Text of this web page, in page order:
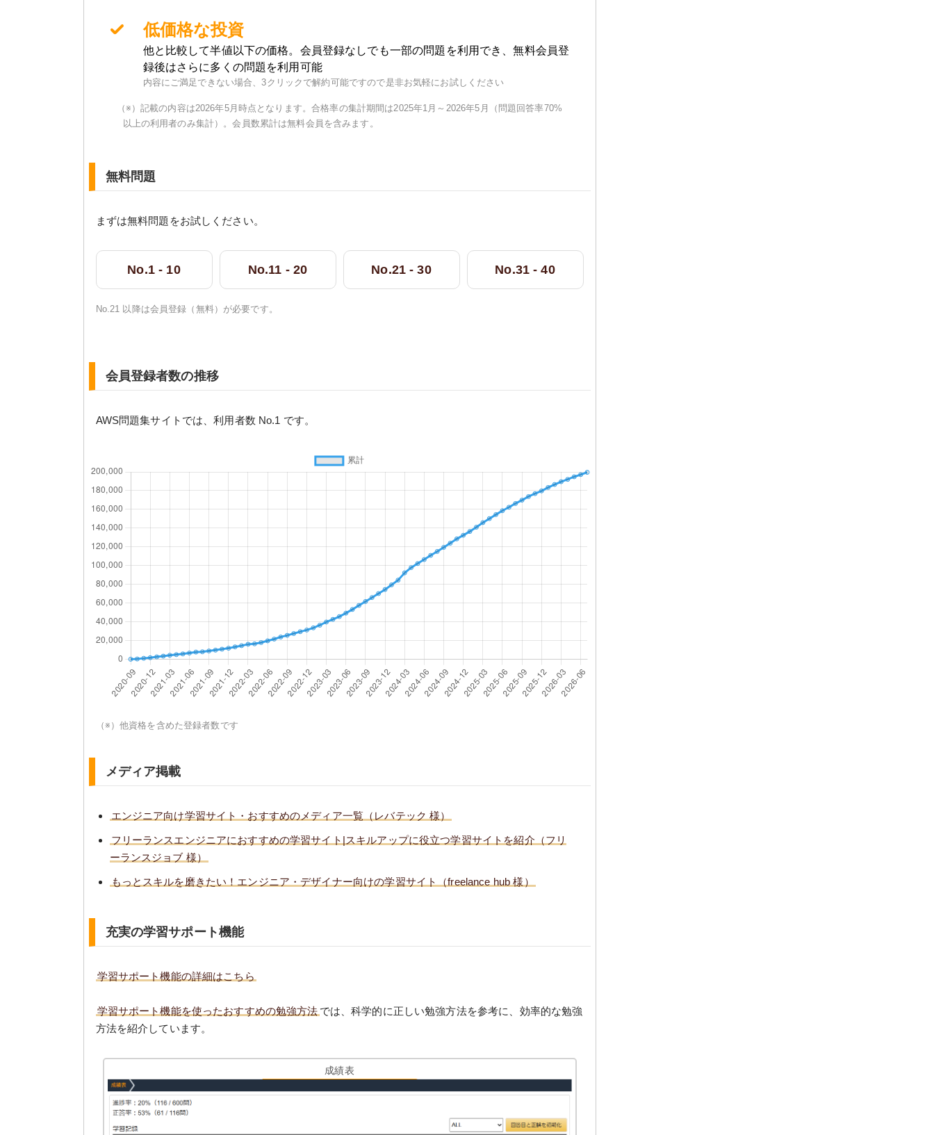
低価格な投資
他と比較して半値以下の価格。会員登録なしでも一部の問題を利用でき、無料会員登
録後はさらに多くの問題を利用可能
内容にご満足できない場合、3クリックで解約可能ですので是非お気軽にお試しください
（※）記載の内容は2026年5月時点となります。合格率の集計期間は2025年1月～2026年5月（問題回答率70%
以上の利用者のみ集計）。会員数累計は無料会員を含みます。
無料問題
まずは無料問題をお試しください。
No.1 - 10 No.11 - 20 No.21 - 30 No.31 - 40
No.21 以降は会員登録（無料）が必要です。
会員登録者数の推移
AWS問題集サイトでは、利用者数 No.1 です。
（※）他資格を含めた登録者数です
メディア掲載
エンジニア向け学習サイト・おすすめのメディア一覧（レバテック 様）
フリーランスエンジニアにおすすめの学習サイト|スキルアップに役立つ学習サイトを紹介（フリ
ーランスジョブ 様）
もっとスキルを磨きたい！エンジニア・デザイナー向けの学習サイト（freelance hub 様）
充実の学習サポート機能
学習サポート機能の詳細はこちら
学習サポート機能を使ったおすすめの勉強方法 では、科学的に正しい勉強方法を参考に、効率的な勉強
方法を紹介しています。
成績表